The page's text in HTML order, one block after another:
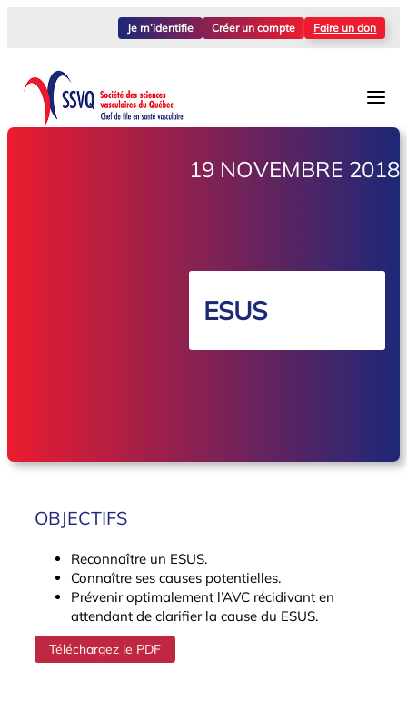
Je m’identifie Créer un compte Faire un don
19 NOVEMBRE 2018
ESUS
OBJECTIFS
Reconnaître un ESUS.
Connaître ses causes potentielles.
Prévenir optimalement l’AVC récidivant en
attendant de clarifier la cause du ESUS.
Téléchargez le PDF